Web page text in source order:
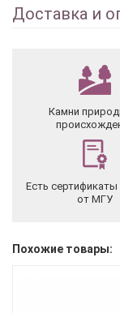
Доставка и
Камни
Есть сертификаты
от МГУ
Похожие товары: